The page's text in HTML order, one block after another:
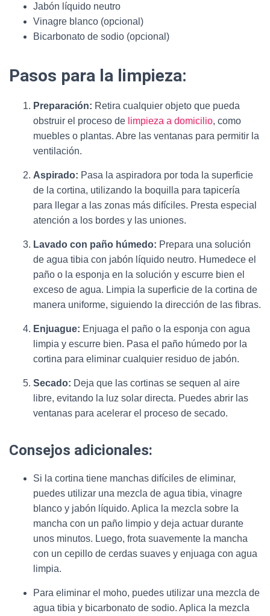
Jabón líquido neutro
Vinagre blanco (opcional)
Bicarbonato de sodio (opcional)
Pasos para la limpieza:
Preparación: Retira cualquier objeto que pueda
obstruir el proceso de limpieza a domicilio, como
muebles o plantas. Abre las ventanas para permitir la
ventilación.
Aspirado: Pasa la aspiradora por toda la superficie
de la cortina, utilizando la boquilla para tapicería
para llegar a las zonas más difíciles. Presta especial
atención a los bordes y las uniones.
Lavado con paño húmedo: Prepara una solución
de agua tibia con jabón líquido neutro. Humedece el
paño o la esponja en la solución y escurre bien el
exceso de agua. Limpia la superficie de la cortina de
manera uniforme, siguiendo la dirección de las fibras.
Enjuague: Enjuaga el paño o la esponja con agua
limpia y escurre bien. Pasa el paño húmedo por la
cortina para eliminar cualquier residuo de jabón.
Secado: Deja que las cortinas se sequen al aire
libre, evitando la luz solar directa. Puedes abrir las
ventanas para acelerar el proceso de secado.
Consejos adicionales:
Si la cortina tiene manchas difíciles de eliminar,
puedes utilizar una mezcla de agua tibia, vinagre
blanco y jabón líquido. Aplica la mezcla sobre la
mancha con un paño limpio y deja actuar durante
unos minutos. Luego, frota suavemente la mancha
con un cepillo de cerdas suaves y enjuaga con agua
limpia.
Para eliminar el moho, puedes utilizar una mezcla de
agua tibia y bicarbonato de sodio. Aplica la mezcla